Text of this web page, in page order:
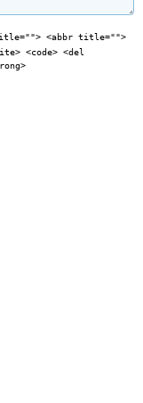
<abbr title="">
<code> <del